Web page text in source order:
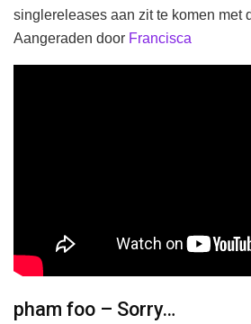
singlereleases aan zit te komen met
Aangeraden door Francisca
pham foo – Sorry…